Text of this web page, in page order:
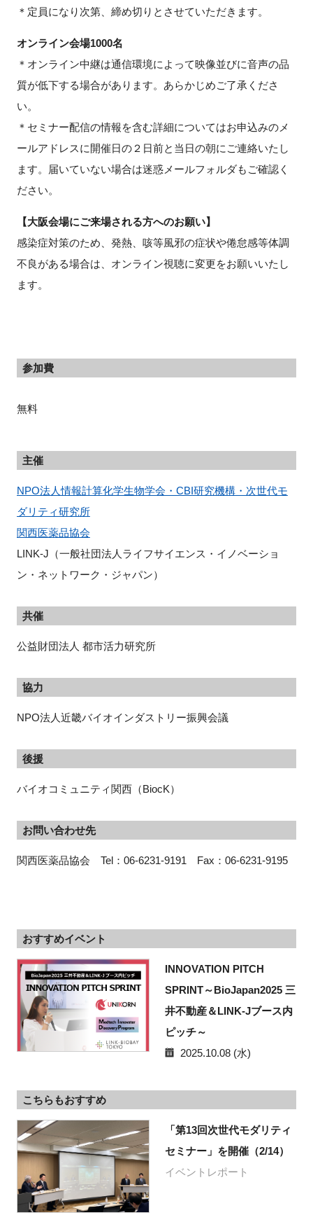
＊定員になり次第、締め切りとさせていただきます。
オンライン会場1000名
＊オンライン中継は通信環境によって映像並びに音声の品
質が低下する場合があります。あらかじめご了承くださ
い。
＊セミナー配信の情報を含む詳細についてはお申込みのメ
ールアドレスに開催日の２日前と当日の朝にご連絡いたし
ます。届いていない場合は迷惑メールフォルダもご確認く
ださい。
【大阪会場にご来場される方へのお願い】
感染症対策のため、発熱、咳等風邪の症状や倦怠感等体調
不良がある場合は、オンライン視聴に変更をお願いいたし
ます。
参加費
無料
主催
NPO法人情報計算化学生物学会・CBI研究機構・次世代モ
ダリティ研究所
関西医薬品協会
LINK-J（一般社団法人ライフサイエンス・イノベーショ
ン・ネットワーク・ジャパン）
共催
公益財団法人 都市活力研究所
協力
NPO法人近畿バイオインダストリー振興会議
後援
バイオコミュニティ関西（BiocK）
お問い合わせ先
関西医薬品協会　Tel：06-6231-9191　Fax：06-6231-9195
おすすめイベント
INNOVATION PITCH
SPRINT～BioJapan2025 三
井不動産＆LINK-Jブース内
ピッチ～
2025.10.08 (水)
こちらもおすすめ
「第13回次世代モダリティ
セミナー」を開催（2/14）
イベントレポート